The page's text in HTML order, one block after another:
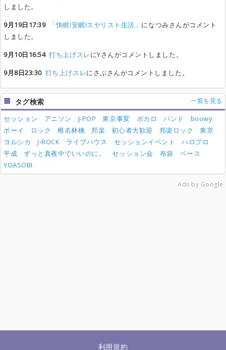
しました。
9月19日17:39
「快眠!安眠!スヤリスト生活」 になつみさんがコメント
しました。
9月10日16:54 打ち上げスレにYさんがコメントしました。
9月8日23:30 打ち上げスレにさぶさんがコメントしました。
タグ検索 一覧を見る
セッション アニソン J-POP 東京事変 ボカロ バンド
boowy
ボーイ
ロック 椎名林檎 邦楽 初心者大歓迎 邦楽ロック
東京
ヨルシカ
J-ROCK ライブハウス セッションイベント
ハロプロ
平成
ずっと真夜中でいいのに。 セッション会 布袋
ベース
YOASOBI
Ads by Google
利用規約